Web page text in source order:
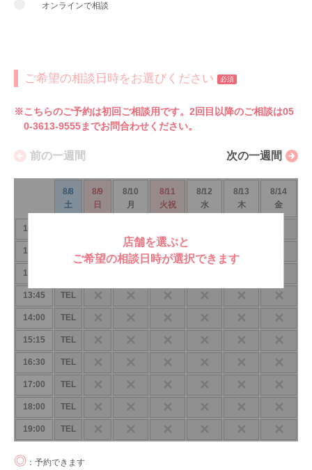
オンラインで相談
ご希望の相談日時をお選びください 必須
※こちらのご予約は初回ご相談用です。2回目以降のご相談は05
0-3613-9555までお問合わせください。
前の一週間 次の一週間
店舗を選ぶと
ご希望の相談日時が選択できます
8/8
土
8/9
日
8/10
月
8/11
火祝
8/12
水
8/13
木
8/14
金
10:00
11:00 ✕ ✕ ✕ ✕ ✕
11:30
13:45 TEL ✕ ✕ ✕ ✕ ✕ ✕
14:00 TEL ✕ ✕ ✕ ✕ ✕ ✕
15:15 TEL ✕ ✕ ✕ ✕ ✕ ✕
16:30 TEL ✕ ✕ ✕ ✕ ✕ ✕
17:00 TEL ✕ ✕ ✕ ✕ ✕ ✕
18:00 TEL ✕ ✕ ✕ ✕ ✕ ✕
19:00 TEL ✕ ✕ ✕ ✕ ✕ ✕
◎ ：予約できます